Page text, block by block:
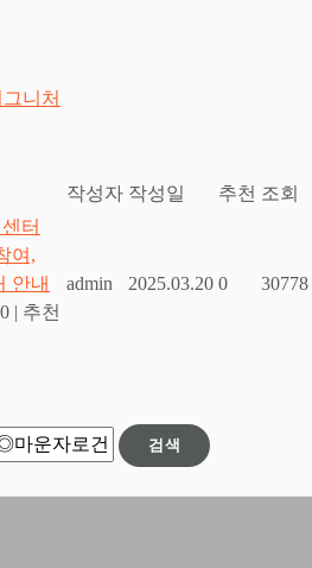
작성자 작성일 추천 조회
터
여,
안내
| 추천
admin 2025.03.20 0 30778
검색